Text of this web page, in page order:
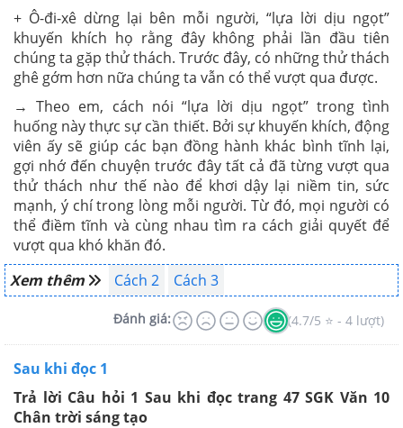
+ Ô-đi-xê dừng lại bên mỗi người, “lựa lời dịu ngọt”
khuyến khích họ rằng đây không phải lần đầu tiên
chúng ta gặp thử thách. Trước đây, có những thử thách
ghê gớm hơn nữa chúng ta vẫn có thể vượt qua được.
→ Theo em, cách nói “lựa lời dịu ngọt” trong tình
huống này thực sự cần thiết. Bởi sự khuyến khích, động
viên ấy sẽ giúp các bạn đồng hành khác bình tĩnh lại,
gợi nhớ đến chuyện trước đây tất cả đã từng vượt qua
thử thách như thế nào để khơi dậy lại niềm tin, sức
mạnh, ý chí trong lòng mỗi người. Từ đó, mọi người có
thể điềm tĩnh và cùng nhau tìm ra cách giải quyết để
vượt qua khó khăn đó.
Xem thêm
Cách 2 Cách 3
Đánh giá: (4.7/5 ⭐ - 4 lượt)
Sau khi đọc 1
Trả lời Câu hỏi 1 Sau khi đọc trang 47 SGK Văn 10
Chân trời sáng tạo